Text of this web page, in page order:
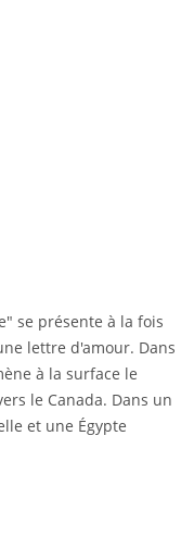
se présente à la fois
lettre d'amour. Dans
à la surface le
le Canada. Dans un
et une Égypte